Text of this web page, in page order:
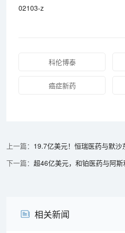
02103-z
科伦博泰
癌症新药
19.7亿美元！恒瑞医药与默沙东就小分子
超46亿美元，和铂医药与阿斯利康达
相关新闻